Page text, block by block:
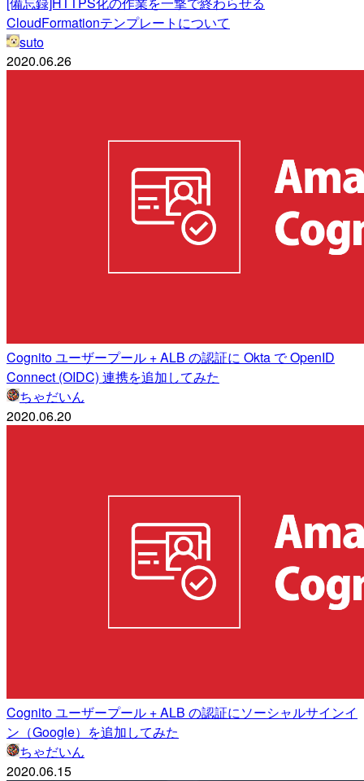
CloudFormationテンプレートについて
suto
2020.06.26
Cognito ユーザープール + ALB の認証に Okta で OpenID
Connect (OIDC) 連携を追加してみた
ちゃだいん
2020.06.20
Cognito ユーザープール + ALB の認証にソーシャルサインイ
ン（Google）を追加してみた
ちゃだいん
2020.06.15